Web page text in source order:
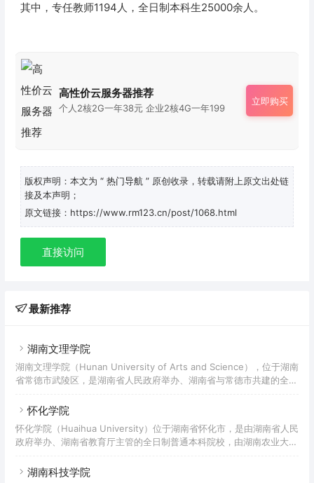
其中，专任教师1194人，全日制本科生25000余人。
高性价云服务器推荐
个人2核2G一年38元 企业2核4G一年199
立即购买
版权声明：本文为 “ 热门导航 ” 原创收录，转载请附上原文出处链
接及本声明；
原文链接：https://www.rm123.cn/post/1068.html
直接访问
最新推荐
湖南文理学院
湖南文理学院（Hunan University of Arts and Science），位于湖南
省常德市武陵区，是湖南省人民政府举办、湖南省与常德市共建的全日
南省2011计划”，是国家“十三五”应用型本科产教融合发展工程规划高
1958年建立的常德师范高等专科学校，先后汇聚了常德高等专科学
校、湖南农学院常德分院、常德教育学院、常德市城乡建设职业技术学
怀化学院
怀化学院（Huaihua University）位于湖南省怀化市，是由湖南省人民
政府举办、湖南省教育厅主管的全日制普通本科院校，由湖南农业大学
化师范专科学校、怀化师范高等专科学校等阶段；2002年，学校升格
湖南科技学院